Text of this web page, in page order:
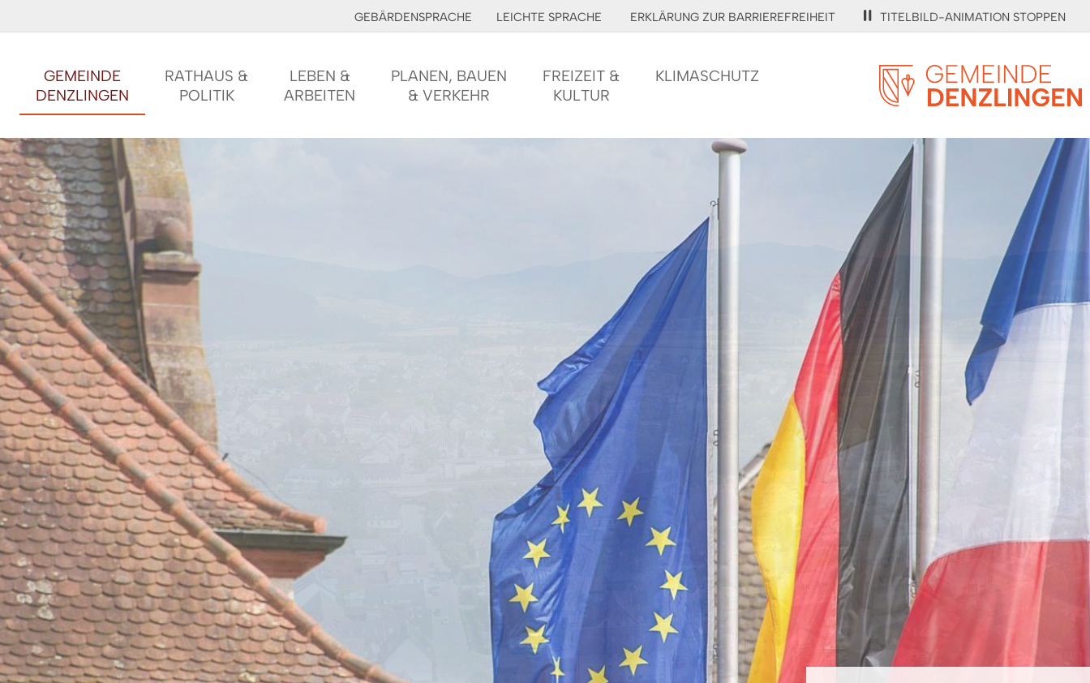
GEBÄRDENSPRACHE LEICHTE SPRACHE ERKLÄRUNG ZUR BARRIEREFREIHEIT TITELBILD-ANIMATION STOPPEN
GEMEINDE
DENZLINGEN
RATHAUS &
POLITIK
LEBEN &
ARBEITEN
PLANEN, BAUEN
& VERKEHR
FREIZEIT &
KULTUR
KLIMASCHUTZ